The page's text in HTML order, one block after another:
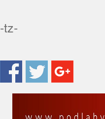
-tz-